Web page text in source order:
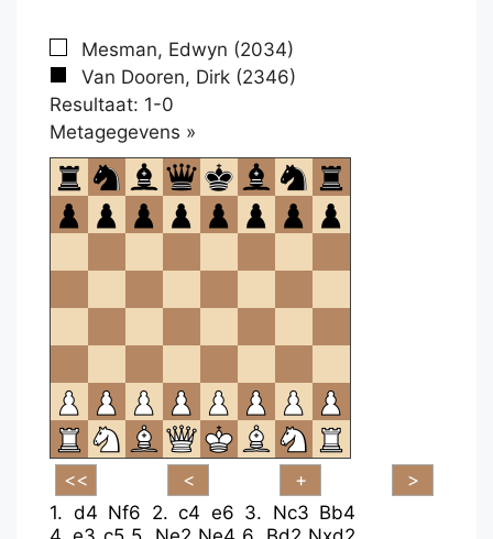
Mesman, Edwyn (2034)
Van Dooren, Dirk (2346)
Resultaat: 1-0
Metagegevens »
om
te
openen.
1. d4 Nf6 2. c4 e6 3. Nc3 Bb4